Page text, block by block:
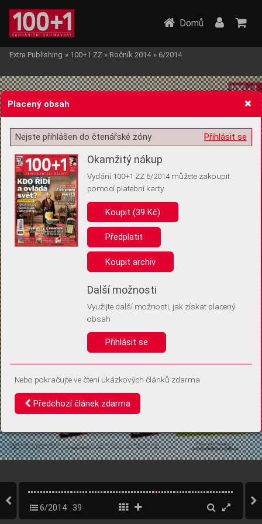
Žádost o souhlas s ukládáním volitelných informací
Pro základní fungování webu nepotřebujeme ukládat žádné informace
(tzv. cookies apod.). Rádi bychom vás ale požádali o souhlas s
uložením volitelných informací:
Anonymní unikátní ID
Díky němu příště poznáme, že se jedná o stejné zařízení, a
Identifikátor je zcela anonymní.
Vaše souhlasy a odmítnutí si ukládáme do vašeho zařízení, abychom se
vás už příště znovu neptali. Můžete je kdykoli později upravit ve Správě
Domů
Extra Publishing » 100+1 ZZ » Ročník 2014 » 6/2014
6/2014 39
Placený obsah
Přihlásit se
Nejste přihlášen do čtenářské zóny
Okamžitý nákup
Vydání 100+1 ZZ 6/2014 můžete zakoupit
pomocí platební karty
Koupit (39 Kč)
Předplatit
Koupit archiv
Další možnosti
Využijte další možnosti, jak získat placený
obsah
Přihlásit se
Nebo pokračujte ve čtení ukázkových článků zdarma
Předchozí článek zdarma